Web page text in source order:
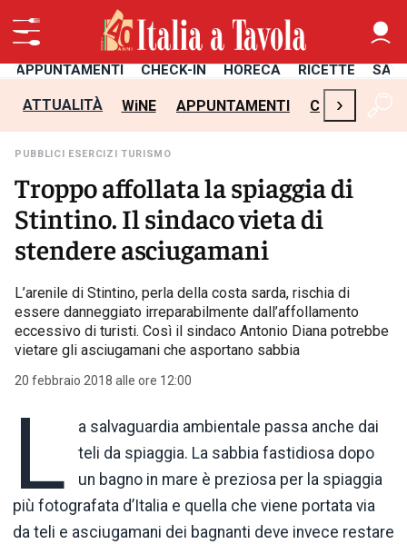
APPUNTAMENTI CHECK-IN HORECA RICETTE
ATTUALITÀ WiNE APPUNTAMENTI CHECK-IN
›
PUBBLICI ESERCIZI TURISMO
Troppo affollata la spiaggia di
Stintino. Il sindaco vieta di
stendere asciugamani
L’arenile di Stintino, perla della costa sarda, rischia di
essere danneggiato irreparabilmente dall’affollamento
eccessivo di turisti. Così il sindaco Antonio Diana potrebbe
vietare gli asciugamani che asportano sabbia
20 febbraio 2018 alle ore 12:00
L
a salvaguardia ambientale passa anche dai
teli da spiaggia. La sabbia fastidiosa dopo
un bagno in mare è preziosa per la spiaggia
più fotografata d’Italia e quella che viene portata via
da teli e asciugamani dei bagnanti deve invece restare